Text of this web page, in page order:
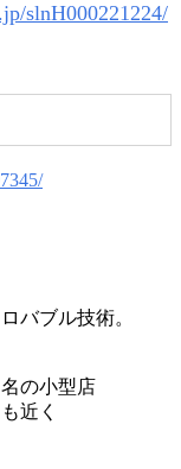
slnH000221224/
バブル技術。
の小型店
近く